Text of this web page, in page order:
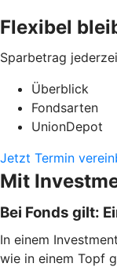
Flexibel
Sparbetrag
Überblick
Fondsarten
UnionDepot
Jetzt Termin
Mit
Bei Fonds gilt:
In einem
wie in einem Topf